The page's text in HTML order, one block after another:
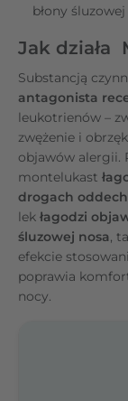
błony
Jak działa
Substancją
antagonista
leukotrienów –
zwężenie i
objawów alergii.
montelukast
drogach
lek łagodzi
śluzowej nosa,
efekcie
poprawia
nocy.